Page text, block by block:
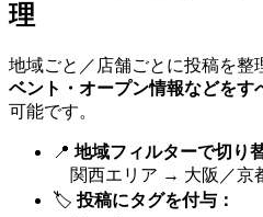
理
地域ごと／店舗ごとに投稿を整
ベント・オープン情報などをす
可能です。
📍 地域フィルターで切り
関西エリア → 大阪／京
🏷投稿にタグを付与：